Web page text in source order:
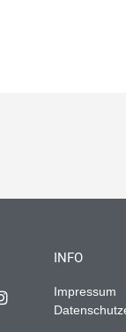
INFO
Impressum